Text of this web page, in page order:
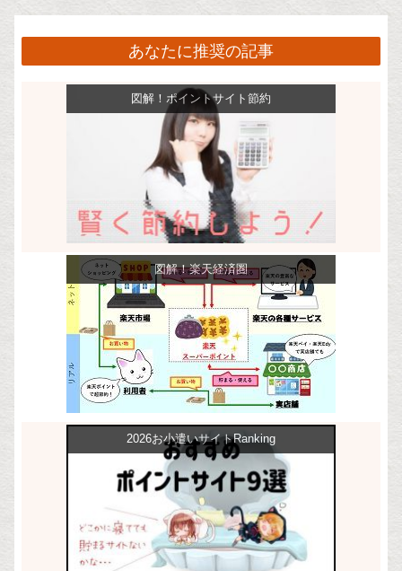
あなたに推奨の記事
図解！ポイントサイト節約
図解！楽天経済圏
2026お小遣いサイトRanking